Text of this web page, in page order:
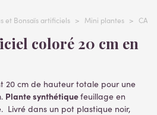
et Bonsaïs artificiels > Mini plantes >
20 cm de hauteur totale pour une
Plante synthétiquefeuillage en
Livré dans un pot plastique noir,